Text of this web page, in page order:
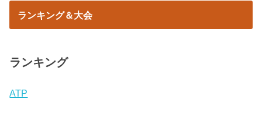
ランキング＆大会
ランキング
ATP